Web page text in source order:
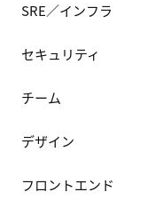
SRE／インフラ
セキュリティ
チーム
デザイン
フロントエンド